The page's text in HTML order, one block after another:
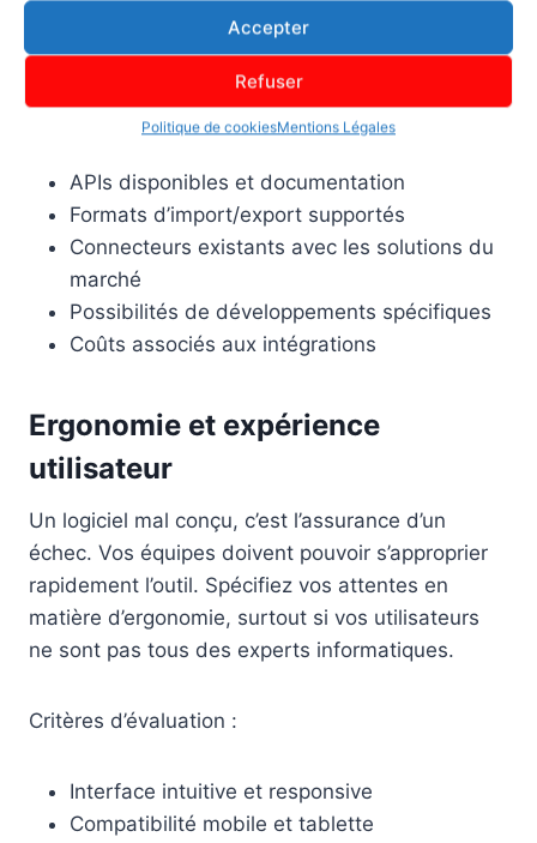
Accepter
Refuser
Politique de cookiesMentions Légales
métier. Anticipez ces besoins d’intégration dès la
rédaction du cahier des charges.
Points à clarifier :
APIs disponibles et documentation
Formats d’import/export supportés
Connecteurs existants avec les solutions du
marché
Possibilités de développements spécifiques
Coûts associés aux intégrations
Ergonomie et expérience
utilisateur
Un logiciel mal conçu, c’est l’assurance d’un
échec. Vos équipes doivent pouvoir s’approprier
rapidement l’outil. Spécifiez vos attentes en
matière d’ergonomie, surtout si vos utilisateurs
ne sont pas tous des experts informatiques.
Critères d’évaluation :
Interface intuitive et responsive
Compatibilité mobile et tablette